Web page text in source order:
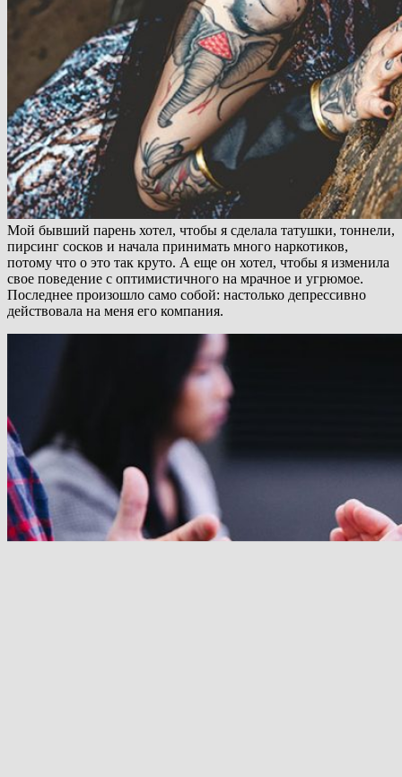
Мой бывший парень хотел, чтобы я сделала татушки, тоннели,
пирсинг сосков и начала принимать много наркотиков,
потому что о это так круто. А еще он хотел, чтобы я изменила
свое поведение с оптимистичного на мрачное и угрюмое.
Последнее произошло само собой: настолько депрессивно
действовала на меня его компания.